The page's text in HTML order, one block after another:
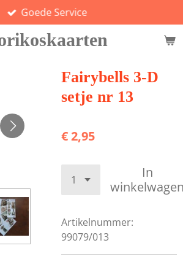
Goede Service
Fairybells 3-D
setje nr 13
€ 2,95
In
Artikelnummer:
99079/013